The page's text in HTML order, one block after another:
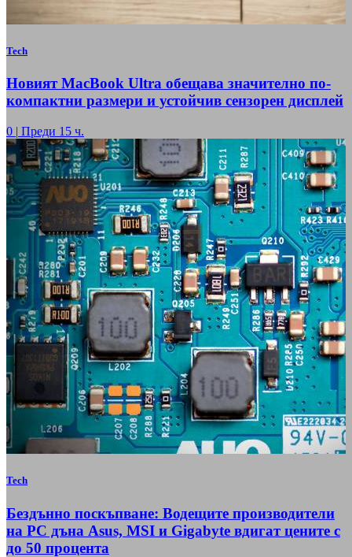
Tech
Новият MacBook Ultra обещава значително по-
компактни размери и устойчив сензорен дисплей
0 | Преди 15 ч.
Tech
Бездънно поскъпване: Водещите производители
на РС дъна Asus, MSI и Gigabyte вдигат цените с
до 50 процента